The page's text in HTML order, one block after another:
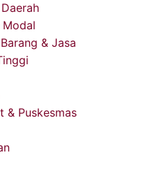
Modal
& Jasa
& Puskesmas